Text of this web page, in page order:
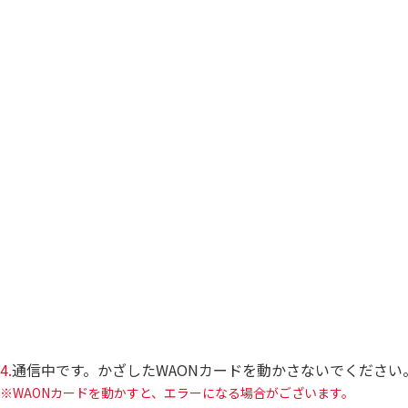
4.通信中です。かざしたWAONカードを動かさないでください
WAONカードを動かすと、エラーになる場合がございます。